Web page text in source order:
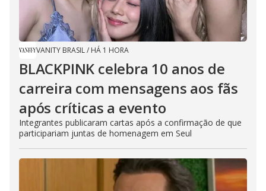
VANITY BRASIL/ HÁ 1 HORA
BLACKPINK celebra 10 anos de
carreira com mensagens aos fãs
após críticas a evento
Integrantes publicaram cartas após a confirmação de que
participariam juntas de homenagem em Seul